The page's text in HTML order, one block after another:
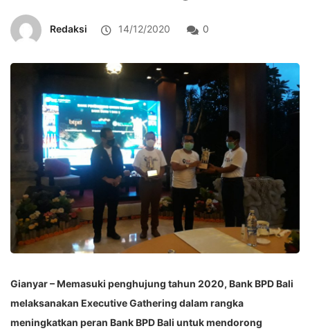
Redaksi 14/12/2020 0
Gianyar – Memasuki penghujung tahun 2020, Bank BPD Bali
melaksanakan Executive Gathering dalam rangka
meningkatkan peran Bank BPD Bali untuk mendorong